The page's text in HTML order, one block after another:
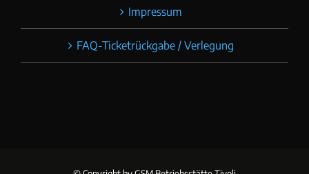
Impressum
FAQ-Ticketrückgabe / Verlegung